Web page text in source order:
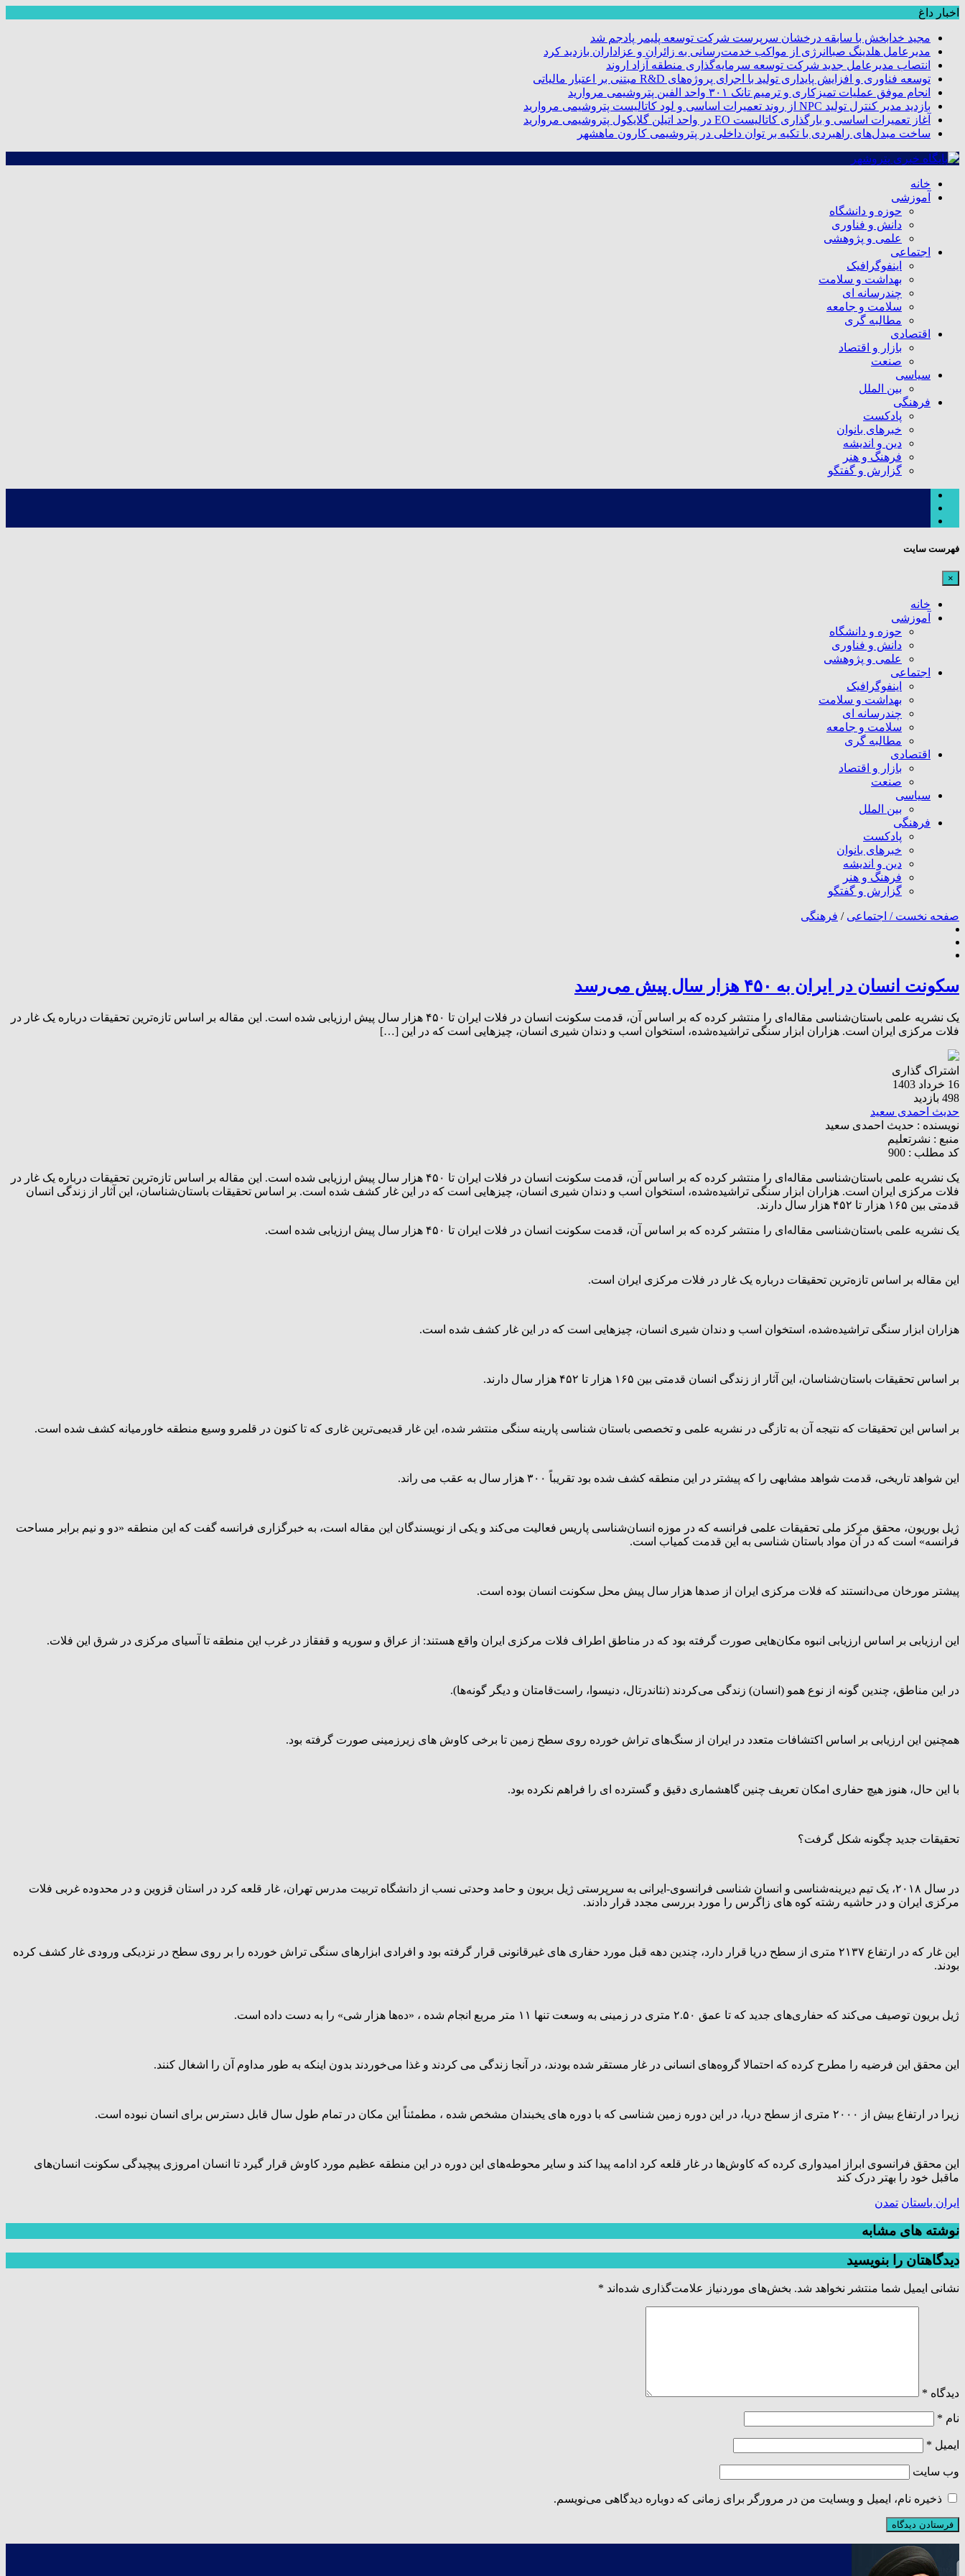
اخبار داغ
مجید خدابخش با سابقه درخشان سرپرست شرکت توسعه پلیمر پادجم شد
مدیرعامل هلدینگ صباانرژی از مواکب خدمت‌رسانی به زائران و عزاداران بازدید کرد
انتصاب مدیرعامل جدید شرکت توسعه سرمایه‌گذاری منطقه آزاد اروند
توسعه فناوری و افزایش پایداری تولید با اجرای پروژه‌های R&D مبتنی بر اعتبار مالیاتی
انجام موفق عملیات تمیزکاری و ترمیم تانک ۳۰۱ واحد الفین پتروشیمی مروارید
بازدید مدیر کنترل تولید NPC از روند تعمیرات اساسی و لود کاتالیست پتروشیمی مروارید
آغاز تعمیرات اساسی و بارگذاری کاتالیست EO در واحد اتیلن گلایکول پتروشیمی مروارید
ساخت مبدل‌های راهبردی با تکیه بر توان داخلی در پتروشیمی کارون ماهشهر
خانه
آموزشی
حوزه و دانشگاه
دانش و فناوری
علمی و پژوهشی
اجتماعی
اینفوگرافیک
بهداشت و سلامت
چندرسانه ای
سلامت و جامعه
مطالبه گری
اقتصادی
بازار و اقتصاد
صنعت
سیاسی
بین الملل
فرهنگی
پادکست
خبرهای بانوان
دین و اندیشه
فرهنگ و هنر
گزارش و گفتگو
فهرست سایت
×
خانه
آموزشی
حوزه و دانشگاه
دانش و فناوری
علمی و پژوهشی
اجتماعی
اینفوگرافیک
بهداشت و سلامت
چندرسانه ای
سلامت و جامعه
مطالبه گری
اقتصادی
بازار و اقتصاد
صنعت
سیاسی
بین الملل
فرهنگی
پادکست
خبرهای بانوان
دین و اندیشه
فرهنگ و هنر
گزارش و گفتگو
صفحه نخست / اجتماعی / فرهنگی
سکونت انسان در ایران به ۴۵۰ هزار سال پیش می‌رسد
یک نشریه علمی باستان‌شناسی مقاله‌ای را منتشر کرده که بر اساس آن، قدمت سکونت انسان در فلات ایران تا ۴۵۰ هزار سال پیش ارزیابی شده است. این مقاله بر اساس تازه‌ترین تحقیقات درباره یک غار در
فلات مرکزی ایران است. هزاران ابزار سنگی تراشیده‌شده، استخوان اسب و دندان شیری انسان، چیز‌هایی است که در این […]
اشتراک گذاری
16 خرداد 1403
498 بازدید
حدیث احمدی سعید
نویسنده : حدیث احمدی سعید
منبع : نشرتعلیم
کد مطلب : 900
یک نشریه علمی باستان‌شناسی مقاله‌ای را منتشر کرده که بر اساس آن، قدمت سکونت انسان در فلات ایران تا ۴۵۰ هزار سال پیش ارزیابی شده است. این مقاله بر اساس تازه‌ترین تحقیقات درباره یک غار در
فلات مرکزی ایران است. هزاران ابزار سنگی تراشیده‌شده، استخوان اسب و دندان شیری انسان، چیز‌هایی است که در این غار کشف شده است. بر اساس تحقیقات باستان‌شناسان، این آثار از زندگی انسان
قدمتی بین ۱۶۵ هزار تا ۴۵۲ هزار سال دارند.
یک نشریه علمی باستان‌شناسی مقاله‌ای را منتشر کرده که بر اساس آن، قدمت سکونت انسان در فلات ایران تا ۴۵۰ هزار سال پیش ارزیابی شده است.
این مقاله بر اساس تازه‌ترین تحقیقات درباره یک غار در فلات مرکزی ایران است.
هزاران ابزار سنگی تراشیده‌شده، استخوان اسب و دندان شیری انسان، چیزهایی است که در این غار کشف شده است.
بر اساس تحقیقات باستان‌شناسان، این آثار از زندگی انسان قدمتی بین ۱۶۵ هزار تا ۴۵۲ هزار سال دارند.
بر اساس این تحقیقات که نتیجه آن به تازگی در نشریه علمی و تخصصی باستان شناسی پارینه سنگی منتشر شده، این غار قدیمی‌ترین غاری که تا کنون در قلمرو وسیع منطقه خاورمیانه کشف شده است.
این شواهد تاریخی، قدمت شواهد مشابهی را که پیشتر در این منطقه کشف شده بود تقریباً ۳۰۰ هزار سال به عقب می راند.
ژیل بوریون، محقق مرکز ملی تحقیقات علمی فرانسه که در موزه انسان‌شناسی پاریس فعالیت می‌کند و یکی از نویسندگان این مقاله است، به خبرگزاری فرانسه گفت که این منطقه «دو و نیم برابر مساحت
فرانسه» است که در آن مواد باستان شناسی به این قدمت کمیاب است.
پیشتر مورخان می‌دانستند که فلات مرکزی ایران از صدها هزار سال پیش محل سکونت انسان بوده است.
این ارزیابی بر اساس ارزیابی انبوه مکان‌هایی صورت گرفته بود که در مناطق اطراف فلات مرکزی ایران واقع هستند: از عراق و سوریه و قفقاز در غرب این منطقه تا آسیای مرکزی در شرق این فلات.
در این مناطق، چندین گونه از نوع همو (انسان) زندگی می‌کردند (نئاندرتال، دنیسوا، راست‌قامتان و دیگر گونه‌ها).
همچنین این ارزیابی بر اساس اکتشافات متعدد در ایران از سنگ‌های تراش خورده روی سطح زمین تا برخی کاوش های زیرزمینی صورت گرفته بود.
با این حال، هنوز هیچ حفاری امکان تعریف چنین گاهشماری دقیق و گسترده ای را فراهم نکرده بود.
تحقیقات جدید چگونه شکل گرفت؟
در سال ۲۰۱۸، یک تیم دیرینه‌شناسی و انسان شناسی فرانسوی-ایرانی به سرپرستی ژیل بریون و حامد وحدتی نسب از دانشگاه تربیت مدرس تهران، غار قلعه کرد در استان قزوین و در محدوده غربی فلات
مرکزی ایران و در حاشیه رشته کوه های زاگرس را مورد بررسی مجدد قرار دادند.
این غار که در ارتفاع ۲۱۳۷ متری از سطح دریا قرار دارد، چندین دهه قبل مورد حفاری های غیرقانونی قرار گرفته بود و افرادی ابزارهای سنگی تراش خورده را بر روی سطح در نزدیکی ورودی غار کشف کرده
بودند.
ژیل بریون توصیف می‌کند که حفاری‌های جدید که تا عمق ۲.۵۰ متری در زمینی به وسعت تنها ۱۱ متر مربع انجام شده ، «ده‌ها هزار شی» را به دست داده است.
این محقق این فرضیه را مطرح کرده که احتمالا گروه‌های انسانی در غار مستقر شده‌ بودند، در آنجا زندگی می کردند و غذا می‌خوردند بدون اینکه به طور مداوم آن را اشغال کنند.
زیرا در ارتفاع بیش از ۲۰۰۰ متری از سطح دریا، در این دوره زمین شناسی که با دوره های یخبندان مشخص شده ، مطمئناً این مکان در تمام طول سال قابل دسترس برای انسان نبوده است.
این محقق فرانسوی ابراز امیدواری کرده که کاوش‌ها در غار قلعه کرد ادامه پیدا کند و سایر محوطه‌های این دوره‌ در این منطقه عظیم مورد کاوش قرار گیرد تا انسان امروزی پیچیدگی سکونت انسان‌های
ماقبل خود را بهتر درک کند
ایران باستان تمدن
نوشته های مشابه
دیدگاهتان را بنویسید
نشانی ایمیل شما منتشر نخواهد شد. بخش‌های موردنیاز علامت‌گذاری شده‌اند *
دیدگاه *
نام *
ایمیل *
وب‌ سایت
ذخیره نام، ایمیل و وبسایت من در مرورگر برای زمانی که دوباره دیدگاهی می‌نویسم.